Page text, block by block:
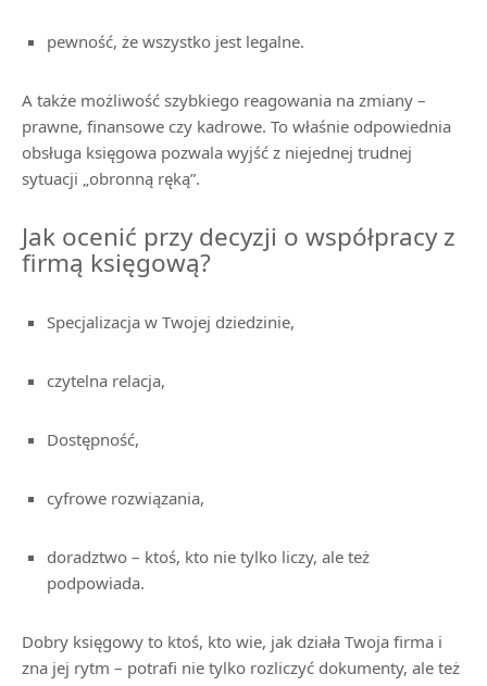
pewność, że wszystko jest legalne.
A także możliwość szybkiego reagowania na zmiany –
prawne, finansowe czy kadrowe. To właśnie odpowiednia
obsługa księgowa pozwala wyjść z niejednej trudnej
sytuacji „obronną ręką”.
Jak ocenić przy decyzji o współpracy z
firmą księgową?
Specjalizacja w Twojej dziedzinie,
czytelna relacja,
Dostępność,
cyfrowe rozwiązania,
doradztwo – ktoś, kto nie tylko liczy, ale też
podpowiada.
Dobry księgowy to ktoś, kto wie, jak działa Twoja firma i
zna jej rytm – potrafi nie tylko rozliczyć dokumenty, ale też